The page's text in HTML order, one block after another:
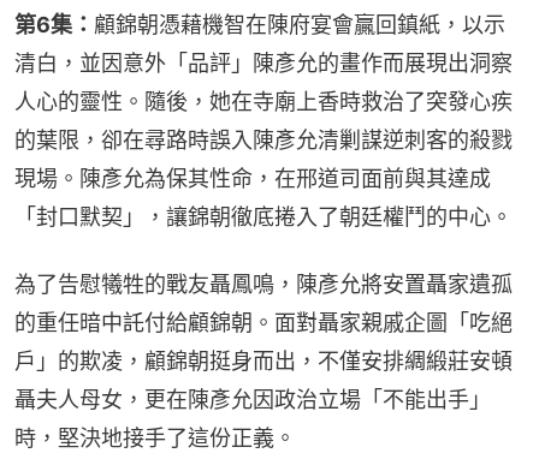
第6集： 顧錦朝憑藉機智在陳府宴會贏回鎮紙，以示
清白，並因意外「品評」陳彥允的畫作而展現出洞察
人心的靈性。隨後，她在寺廟上香時救治了突發心疾
的葉限，卻在尋路時誤入陳彥允清剿謀逆刺客的殺戮
現場。陳彥允為保其性命，在邢道司面前與其達成
「封口默契」，讓錦朝徹底捲入了朝廷權鬥的中心。
為了告慰犧牲的戰友聶鳳鳴，陳彥允將安置聶家遺孤
的重任暗中託付給顧錦朝。面對聶家親戚企圖「吃絕
戶」的欺凌，顧錦朝挺身而出，不僅安排綢緞莊安頓
聶夫人母女，更在陳彥允因政治立場「不能出手」
時，堅決地接手了這份正義。